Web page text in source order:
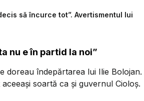
să încurce tot”. Avertismentul lui
nu e în partid la noi”
doreau îndepărtarea lui Ilie Bolojan.
soartă ca și guvernul Cioloș.